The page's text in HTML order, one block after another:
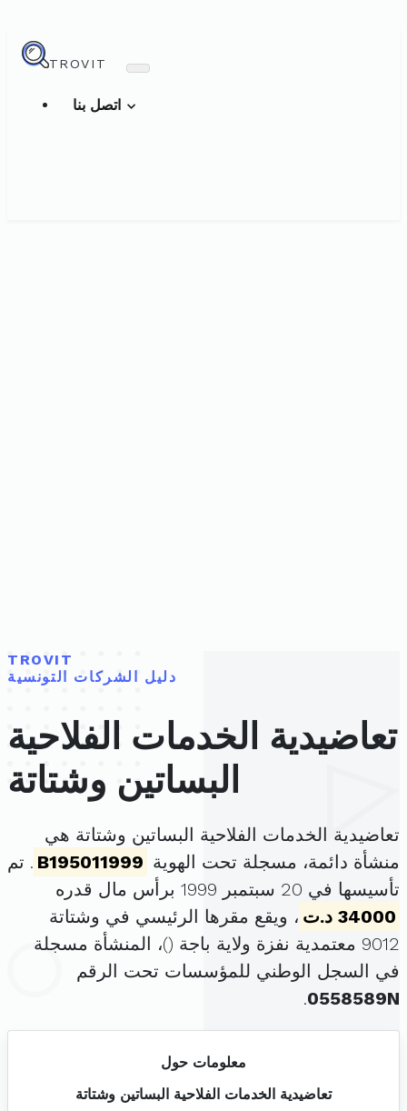
TROVIT
TROVIT
دليل الشركات التونسية
تعاضيدية الخدمات الفلاحية
البساتين وشتاتة
تعاضيدية الخدمات الفلاحية البساتين وشتاتة هي
منشأة دائمة، مسجلة تحت الهوية B195011999 . تم
تأسيسها في 20 سبتمبر 1999 برأس مال قدره
34000 د.ت
، ويقع مقرها الرئيسي في وشتاتة
9012 معتمدية نفزة ولاية باجة (
)، المنشأة مسجلة
في السجل الوطني للمؤسسات تحت الرقم
0558589N
.
معلومات حول
تعاضيدية الخدمات الفلاحية البساتين وشتاتة